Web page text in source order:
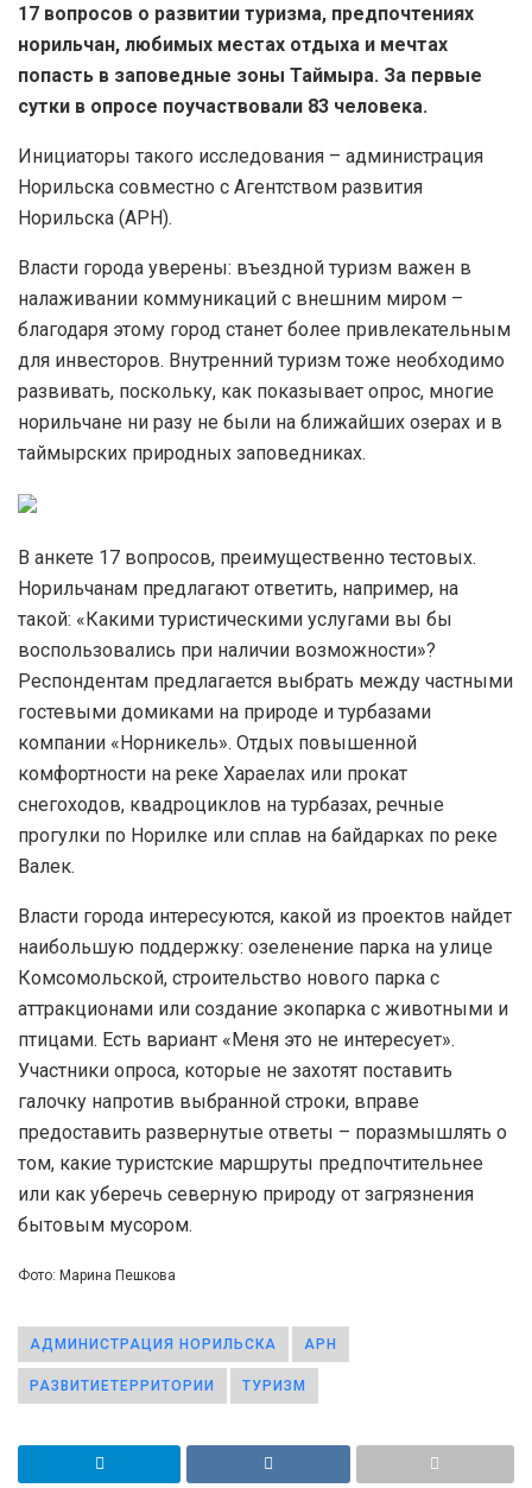
17 вопросов о развитии туризма, предпочтениях
норильчан, любимых местах отдыха и мечтах
попасть в заповедные зоны Таймыра. За первые
сутки в опросе поучаствовали 83 человека.
Инициаторы такого исследования – администрация
Норильска совместно с Агентством развития
Норильска (АРН).
Власти города уверены: въездной туризм важен в
налаживании коммуникаций с внешним миром –
благодаря этому город станет более привлекательным
для инвесторов. Внутренний туризм тоже необходимо
развивать, поскольку, как показывает опрос, многие
норильчане ни разу не были на ближайших озерах и в
таймырских природных заповедниках.
В анкете 17 вопросов, преимущественно тестовых.
Норильчанам предлагают ответить, например, на
такой: «Какими туристическими услугами вы бы
воспользовались при наличии возможности»?
Респондентам предлагается выбрать между частными
гостевыми домиками на природе и турбазами
компании «Норникель». Отдых повышенной
комфортности на реке Хараелах или прокат
снегоходов, квадроциклов на турбазах, речные
прогулки по Норилке или сплав на байдарках по реке
Валек.
Власти города интересуются, какой из проектов найдет
наибольшую поддержку: озеленение парка на улице
Комсомольской, строительство нового парка с
аттракционами или создание экопарка с животными и
птицами. Есть вариант «Меня это не интересует».
Участники опроса, которые не захотят поставить
галочку напротив выбранной строки, вправе
предоставить развернутые ответы – поразмышлять о
том, какие туристские маршруты предпочтительнее
или как уберечь северную природу от загрязнения
бытовым мусором.
Фото: Марина Пешкова
АДМИНИСТРАЦИЯ НОРИЛЬСКА АРН
РАЗВИТИЕТЕРРИТОРИИ ТУРИЗМ